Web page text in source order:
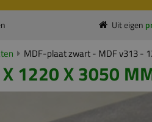
Uit eigen
MDF-plaat zwart - MDF v313 -
1220 X 3050